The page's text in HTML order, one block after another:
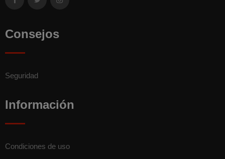
Consejos
Seguridad
Información
Condiciones de uso